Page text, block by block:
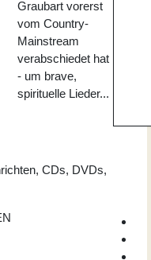
Graubart vorerst
vom Country-
Mainstream
verabschiedet hat
- um brave,
spirituelle Lieder...
CDs, DVDs,